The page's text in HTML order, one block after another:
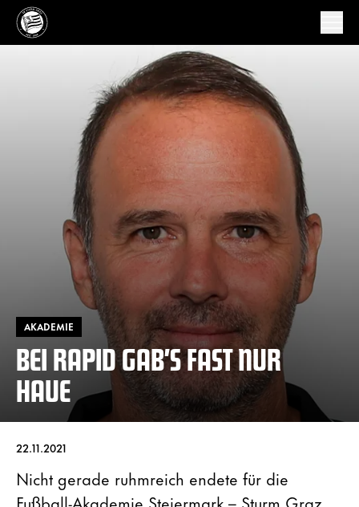
AKADEMIE
BEI RAPID GAB’S FAST NUR
HAUE
22.11.2021
Nicht gerade ruhmreich endete für die